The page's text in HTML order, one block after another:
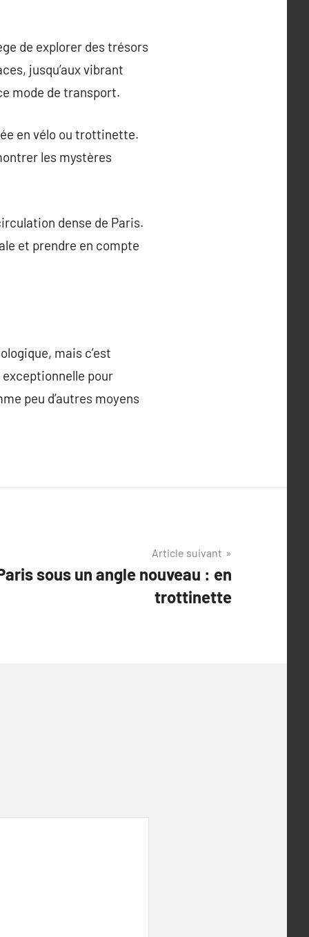
de explorer des trésors
jusqu’aux vibrant
mode de transport.
en vélo ou trottinette.
les mystères
dense de Paris.
et prendre en compte
mais c’est
pour
peu d’autres moyens
Article suivant
sous un angle nouveau : en
trottinette